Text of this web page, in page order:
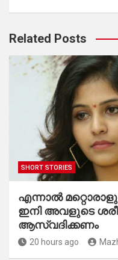
Related Posts
SHORT STORIES
എന്നാൽ
ഇനി അവളുടെ
ആസ്വദിക്കണം
20 hours ago